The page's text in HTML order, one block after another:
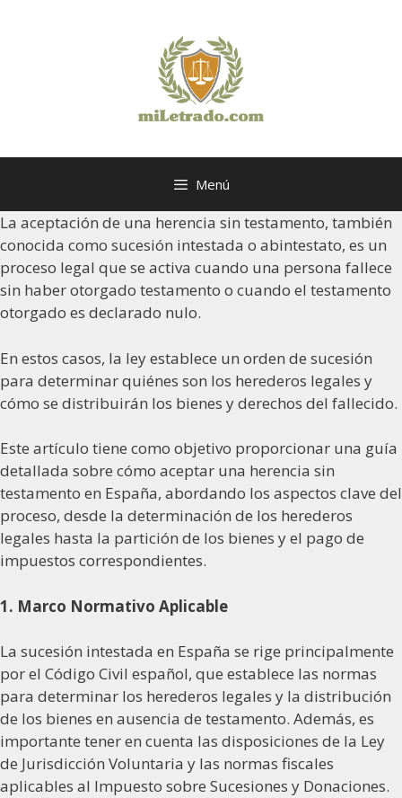
Menú
La aceptación de una herencia sin testamento, también
conocida como sucesión intestada o abintestato, es un
proceso legal que se activa cuando una persona fallece
sin haber otorgado testamento o cuando el testamento
otorgado es declarado nulo.
En estos casos, la ley establece un orden de sucesión
para determinar quiénes son los herederos legales y
cómo se distribuirán los bienes y derechos del fallecido.
Este artículo tiene como objetivo proporcionar una guía
detallada sobre cómo aceptar una herencia sin
testamento en España, abordando los aspectos clave del
proceso, desde la determinación de los herederos
legales hasta la partición de los bienes y el pago de
impuestos correspondientes.
1. Marco Normativo Aplicable
La sucesión intestada en España se rige principalmente
por el Código Civil español, que establece las normas
para determinar los herederos legales y la distribución
de los bienes en ausencia de testamento. Además, es
importante tener en cuenta las disposiciones de la Ley
de Jurisdicción Voluntaria y las normas fiscales
aplicables al Impuesto sobre Sucesiones y Donaciones.